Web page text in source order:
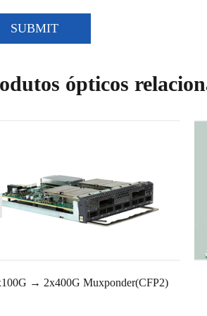
SUBMIT
ópticos
→ 2x400G Muxponder(CFP2)